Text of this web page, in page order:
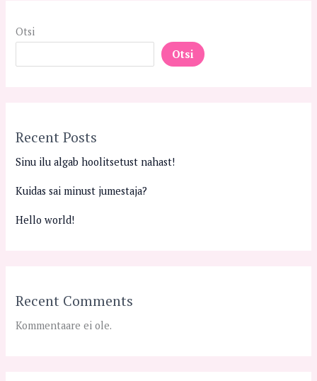
Otsi
Otsi
Recent Posts
Sinu ilu algab hoolitsetust nahast!
Kuidas sai minust jumestaja?
Hello world!
Recent Comments
Kommentaare ei ole.